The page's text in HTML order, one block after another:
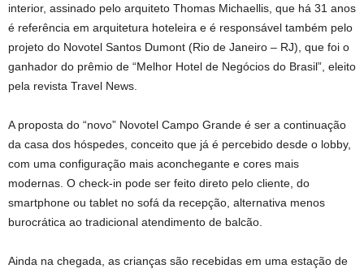
interior, assinado pelo arquiteto Thomas Michaellis, que há 31 anos
é referência em arquitetura hoteleira e é responsável também pelo
projeto do Novotel Santos Dumont (Rio de Janeiro – RJ), que foi o
ganhador do prêmio de “Melhor Hotel de Negócios do Brasil”, eleito
pela revista Travel News.
A proposta do “novo” Novotel Campo Grande é ser a continuação
da casa dos hóspedes, conceito que já é percebido desde o lobby,
com uma configuração mais aconchegante e cores mais
modernas. O check-in pode ser feito direto pelo cliente, do
smartphone ou tablet no sofá da recepção, alternativa menos
burocrática ao tradicional atendimento de balcão.
Ainda na chegada, as crianças são recebidas em uma estação de